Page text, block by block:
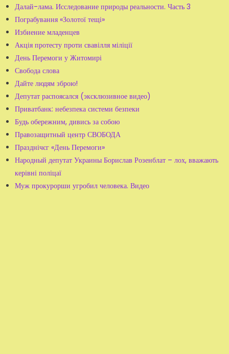
Далай-лама. Исследование природы реальности. Часть 3
Пограбування «Золотої тещі»
Избиение младенцев
Акція протесту проти свавілля міліції
День Перемоги у Житомирі
Свобода слова
Дайте людям зброю!
Депутат распоясался (эксклюзивное видео)
Приватбанк: небезпека системи безпеки
Будь обережним, дивись за собою
Правозащитный центр СВОБОДА
Празднічєг «День Перемоги»
Народный депутат Украины Борислав Розенблат – лох, вважають
керівні поліцаї
Муж прокурорши угробил человека. Видео